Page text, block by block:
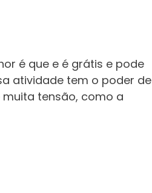
é que e é grátis e pode
atividade tem o poder de
tensão, como a